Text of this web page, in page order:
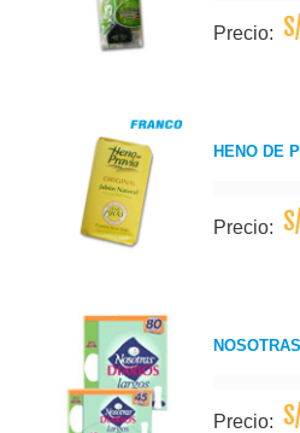
Precio:
HENO DE
Precio:
Precio: